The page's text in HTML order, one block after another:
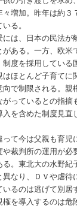
増加。昨年は約３
る。
は、日本の民法が
ある。一方、欧米
度を採用している
ほとんど子育てに
で制限される。親
っているとの指摘
を含めた制度見直
て今は父親も育児
裁判所の運用が必
。東北大の水野紀
なり、ＤＶや虐待
るのは逃げて別居
を導入するのは危